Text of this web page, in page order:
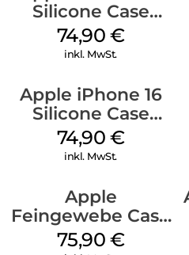
Silicone Case
MagSafe Black
74,90 €
inkl. MwSt.
Apple iPhone 16
Silicone Case
MagSafe Lake
Green
74,90 €
inkl. MwSt.
Apple
Feingewebe Case
iPhone 15 Pro
75,90 €